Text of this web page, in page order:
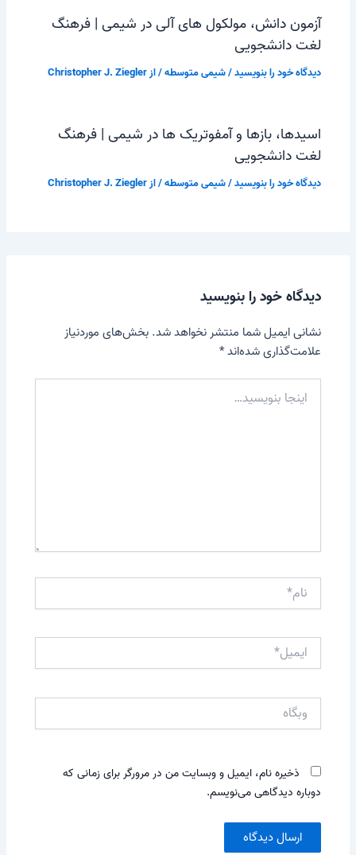
آزمون دانش، مولکول های آلی در شیمی | فرهنگ
لغت دانشجویی
دیدگاه‌ خود را بنویسید/شیمی متوسطه/ ازChristopher J. Ziegler
اسیدها، بازها و آمفوتریک ها در شیمی | فرهنگ
لغت دانشجویی
دیدگاه‌ خود را بنویسید/شیمی متوسطه/ ازChristopher J. Ziegler
دیدگاه‌ خود را بنویسید
نشانی ایمیل شما منتشر نخواهد شد. بخش‌های موردنیاز
علامت‌گذاری شده‌اند*
اینجا
بنویسید…
نام*
ایمیل*
وبگاه
ذخیره نام، ایمیل و وبسایت من در مرورگر برای زمانی که
دوباره دیدگاهی می‌نویسم.